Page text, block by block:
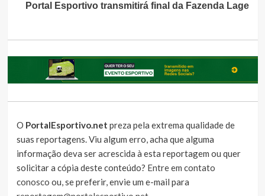
Portal Esportivo transmitirá final da Fazenda Lage
O PortalEsportivo.net preza pela extrema qualidade de
suas reportagens. Viu algum erro, acha que alguma
informação deva ser acrescida à esta reportagem ou quer
solicitar a cópia deste conteúdo? Entre em contato
conosco ou, se preferir, envie um e-mail para